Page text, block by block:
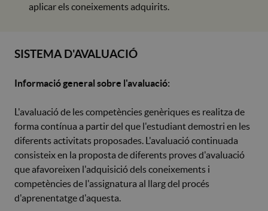
aplicar els coneixements adquirits.
SISTEMA D'AVALUACIÓ
Informació general sobre l'avaluació:
L'avaluació de les competències genèriques es realitza de
forma contínua a partir del que l'estudiant demostri en les
diferents activitats proposades. L'avaluació continuada
consisteix en la proposta de diferents proves d'avaluació
que afavoreixen l'adquisició dels coneixements i
competències de l'assignatura al llarg del procés
d'aprenentatge d'aquesta.